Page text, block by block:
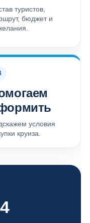
туристов,
бюджет и
условия
круиза.